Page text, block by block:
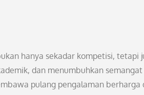
hanya sekadar kompetisi,
dan menumbuhkan
pulang pengalaman